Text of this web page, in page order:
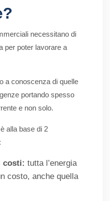
necessitano di
per poter lavorare a
a conoscenza di quelle
portando spesso
e non solo.
alla base di 2
costi: tutta l’energia
costo, anche quella